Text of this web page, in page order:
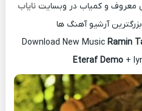
معروف و کمیاب در وبسایت نایاب
آرشیو آهنگ ها
Download New Music Ramin
Eteraf Demo +